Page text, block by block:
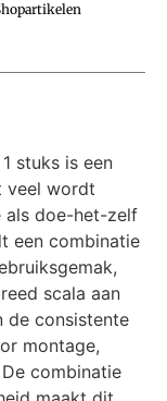
stuks is een
veel wordt
als doe-het-zelf
een combinatie
scala aan
de consistente
montage,
combinatie